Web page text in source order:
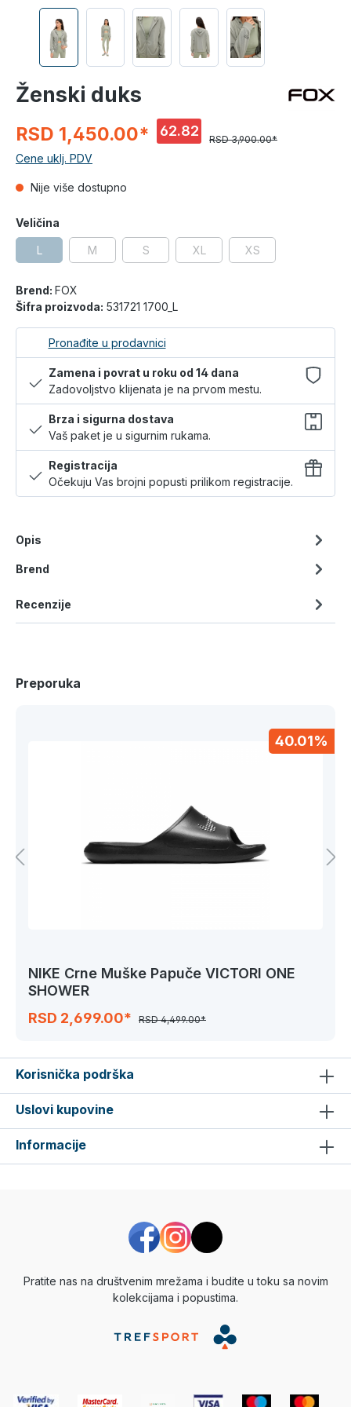
Ženski duks
RSD 1,450.00*
62.82
RSD 3,900.00*
Cene uklj. PDV
Nije više dostupno
Veličina
L M S XL XS
Brend: FOX
Šifra proizvoda: 531721 1700_L
Pronađite u prodavnici
Zamena i povrat u roku od 14 dana
Zadovoljstvo klijenata je na prvom mestu.
Brza i sigurna dostava
Vaš paket je u sigurnim rukama.
Registracija
Očekuju Vas brojni popusti prilikom registracije.
Opis
Brend
Recenzije
Preporuka
40.01%
NIKE Crne Muške Papuče VICTORI ONE
SHOWER
RSD 2,699.00*
RSD 4,499.00*
Korisnička podrška
Uslovi kupovine
Informacije
Pratite nas na društvenim mrežama i budite u toku sa novim
kolekcijama i popustima.